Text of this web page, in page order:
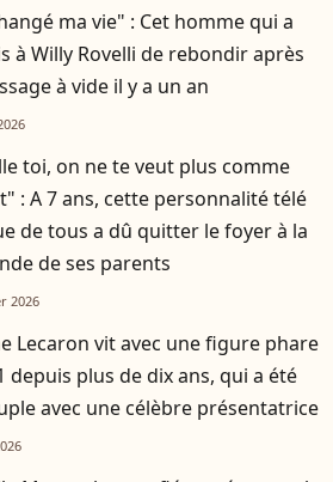
ma vie" : Cet homme qui a
à Willy Rovelli de rebondir après
à vide il y a un an
toi, on ne te veut plus comme
: A 7 ans, cette personnalité télé
de tous a dû quitter le foyer à la
de ses parents
2026
Lecaron vit avec une figure phare
depuis plus de dix ans, qui a été
avec une célèbre présentatrice